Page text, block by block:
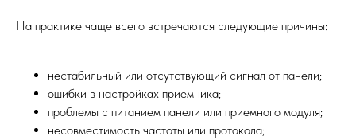
На практике чаще всего встречаются следующие причины:
нестабильный или отсутствующий сигнал от панели;
ошибки в настройках приемника;
проблемы с питанием панели или приемного модуля;
несовместимость частоты или протокола;